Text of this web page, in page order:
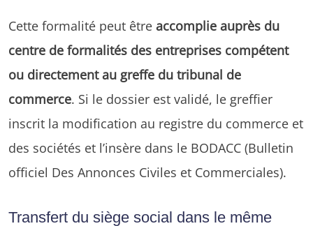
Cette formalité peut être accomplie auprès du
centre de formalités des entreprises compétent
ou directement au greffe du tribunal de
commerce. Si le dossier est validé, le greffier
inscrit la modification au registre du commerce et
des sociétés et l’insère dans le BODACC (Bulletin
officiel Des Annonces Civiles et Commerciales).
Transfert du siège social dans le même